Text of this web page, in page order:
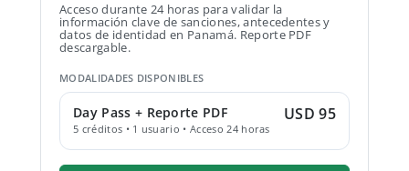
Acceso durante 24 horas para validar la
información clave de sanciones, antecedentes y
datos de identidad en Panamá. Reporte PDF
descargable.
MODALIDADES DISPONIBLES
Day Pass + Reporte PDF
5 créditos • 1 usuario • Acceso 24 horas
USD 95